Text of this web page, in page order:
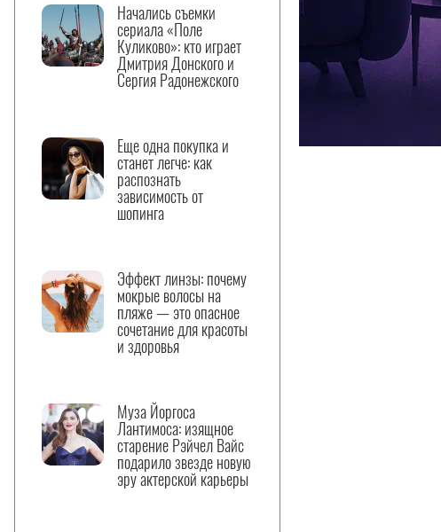
Начались съемки
сериала «Поле
Куликово»: кто играет
Дмитрия Донского и
Сергия Радонежского
Еще одна покупка и
станет легче: как
распознать
зависимость от
шопинга
Эффект линзы: почему
мокрые волосы на
пляже — это опасное
сочетание для красоты
и здоровья
Муза Йоргоса
Лантимоса: изящное
старение Рэйчел Вайс
подарило звезде новую
эру актерской карьеры